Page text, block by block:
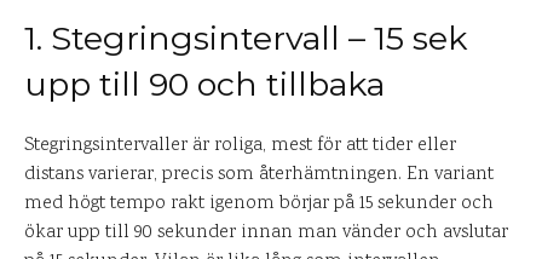
1. Stegringsintervall – 15 sek
upp till 90 och tillbaka
Stegringsintervaller är roliga, mest för att tider eller
distans varierar, precis som återhämtningen. En variant
med högt tempo rakt igenom börjar på 15 sekunder och
ökar upp till 90 sekunder innan man vänder och avslutar